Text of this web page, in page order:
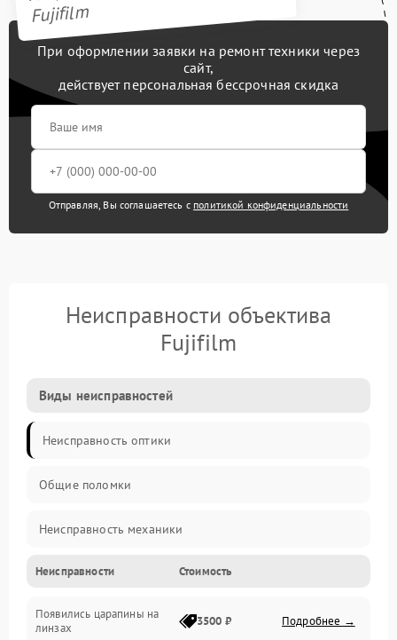
Fujifilm
При оформлении заявки на ремонт техники через
сайт,
действует персональная бессрочная скидка
Отправляя, Вы соглашаетесь с политикой конфиденциальности
Неисправности объектива
Fujifilm
Виды неисправностей
Неисправность оптики
Общие поломки
Неисправность механики
Неисправность электроники (если объектив с мотором/
Прочие неисправности
Неисправности Стоимость
Появились царапины на
линзах
3500 ₽ Подробнее →